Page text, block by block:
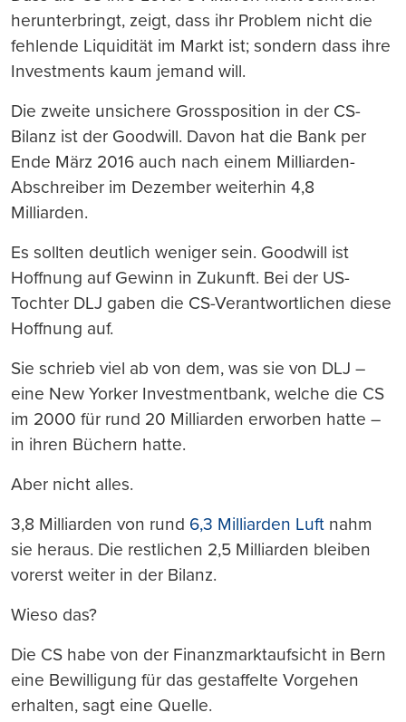
herunterbringt, zeigt, dass ihr Problem nicht die
fehlende Liquidität im Markt ist; sondern dass ihre
Investments kaum jemand will.
Die zweite unsichere Grossposition in der CS-
Bilanz ist der Goodwill. Davon hat die Bank per
Ende März 2016 auch nach einem Milliarden-
Abschreiber im Dezember weiterhin 4,8
Milliarden.
Es sollten deutlich weniger sein. Goodwill ist
Hoffnung auf Gewinn in Zukunft. Bei der US-
Tochter DLJ gaben die CS-Verantwortlichen diese
Hoffnung auf.
Sie schrieb viel ab von dem, was sie von DLJ –
eine New Yorker Investmentbank, welche die CS
im 2000 für rund 20 Milliarden erworben hatte –
in ihren Büchern hatte.
Aber nicht alles.
3,8 Milliarden von rund 6,3 Milliarden Luft nahm
sie heraus. Die restlichen 2,5 Milliarden bleiben
vorerst weiter in der Bilanz.
Wieso das?
Die CS habe von der Finanzmarktaufsicht in Bern
eine Bewilligung für das gestaffelte Vorgehen
erhalten, sagt eine Quelle.